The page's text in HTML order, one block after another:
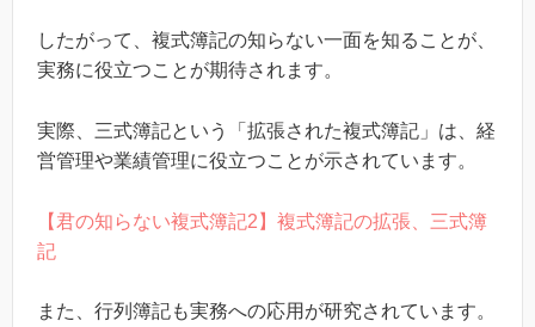
したがって、複式簿記の知らない一面を知ることが、
実務に役立つことが期待されます。
実際、三式簿記という「拡張された複式簿記」は、経
営管理や業績管理に役立つことが示されています。
【君の知らない複式簿記2】複式簿記の拡張、三式簿
記
また、行列簿記も実務への応用が研究されています。